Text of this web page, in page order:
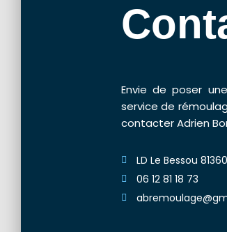
Envie de poser
service de
contacter Adrien
LD Le Bessou
06 12 81 18 73